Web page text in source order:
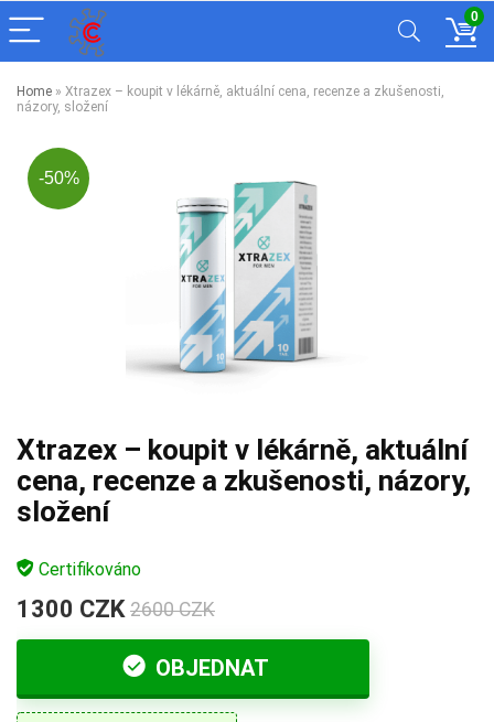
0
Home » Xtrazex – koupit v lékárně, aktuální cena, recenze a zkušenosti,
názory, složení
-50%
Xtrazex – koupit v lékárně, aktuální
cena, recenze a zkušenosti, názory,
složení
Certifikováno
1300 CZK 2600 CZK
OBJEDNAT